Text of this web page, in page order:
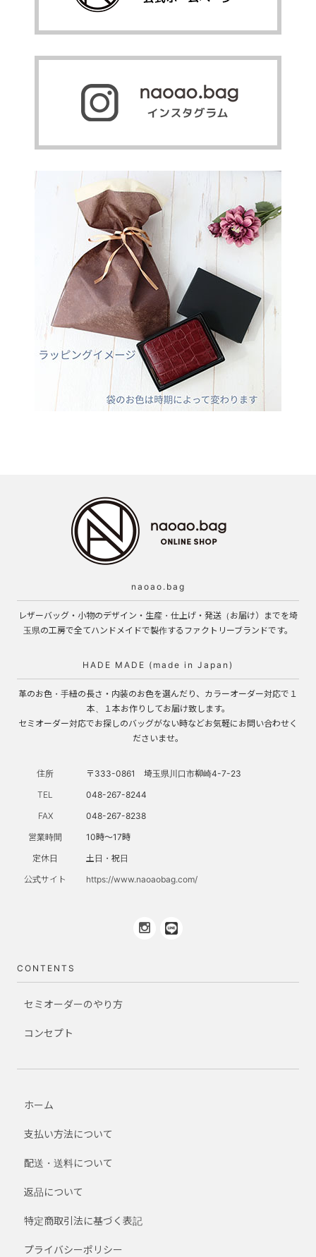
naoao.bag
レザーバッグ・小物のデザイン・生産・仕上げ・発送（お届け）までを埼
玉県の工房で全てハンドメイドで製作するファクトリーブランドです。
HADE MADE (made in Japan)
革のお色・手紐の長さ・内装のお色を選んだり、カラーオーダー対応で１
本、１本お作りしてお届け致します。
セミオーダー対応でお探しのバッグがない時などお気軽にお問い合わせく
ださいませ。
住所
〒333-0861 埼玉県川口市柳崎4-7-23
TEL
048-267-8244
FAX
048-267-8238
営業時間
10時～17時
定休日
土日・祝日
公式サイト
https://www.naoaobag.com/
CONTENTS
セミオーダーのやり方
コンセプト
ホーム
支払い方法について
配送・送料について
返品について
特定商取引法に基づく表記
プライバシーポリシー